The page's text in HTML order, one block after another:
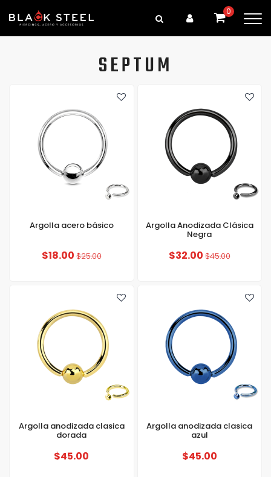
0
SEPTUM
Argolla acero básico
$18.00$25.00
Argolla Anodizada Clásica
Negra
$32.00$45.00
Argolla anodizada clasica
dorada
$45.00
Argolla anodizada clasica
azul
$45.00